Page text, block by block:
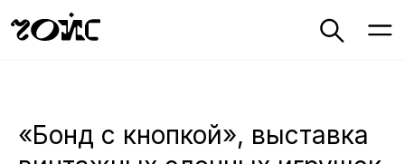
«Бонд с кнопкой», выставка